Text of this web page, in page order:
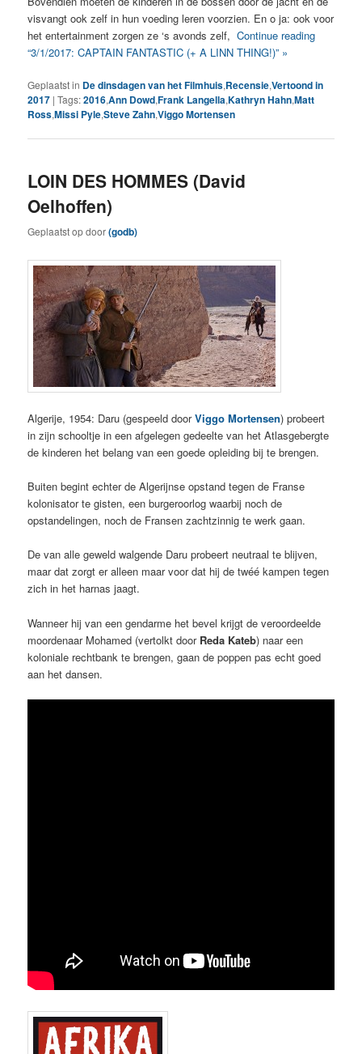
visvangt ook zelf in hun voeding leren voorzien. En o ja: ook voor
het entertainment zorgen ze ‘s avonds zelf,Continue reading
“3/1/2017: CAPTAIN FANTASTIC (+ A LINN THING!)” »
Geplaatst in De dinsdagen van het Filmhuis,Recensie,Vertoond in
2017 |Tags:2016,Ann Dowd,Frank Langella,Kathryn Hahn,Matt
Ross,Missi Pyle,Steve Zahn,Viggo Mortensen
LOIN DES HOMMES (David
Oelhoffen)
Geplaatst opdoor(godb)
Algerije, 1954: Daru (gespeeld doorViggo Mortensen) probeert
in zijn schooltje in een afgelegen gedeelte van het Atlasgebergte
de kinderen het belang van een goede opleiding bij te brengen.
Buiten begint echter de Algerijnse opstand tegen de Franse
kolonisator te gisten, een burgeroorlog waarbij noch de
opstandelingen, noch de Fransen zachtzinnig te werk gaan.
De van alle geweld walgende Daru probeert neutraal te blijven,
maar dat zorgt er alleen maar voor dat hij de twéé kampen tegen
zich in het harnas jaagt.
Wanneer hij van een gendarme het bevel krijgt de veroordeelde
moordenaar Mohamed (vertolkt door Reda Kateb) naar een
koloniale rechtbank te brengen, gaan de poppen pas echt goed
aan het dansen.